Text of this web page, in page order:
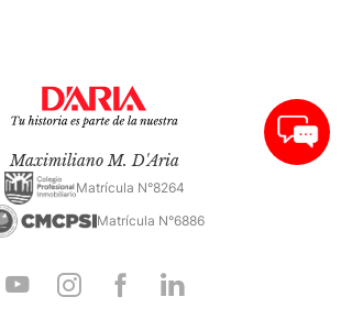
Maximiliano M. D'Aria
Matrícula N°8264
Matrícula N°6886